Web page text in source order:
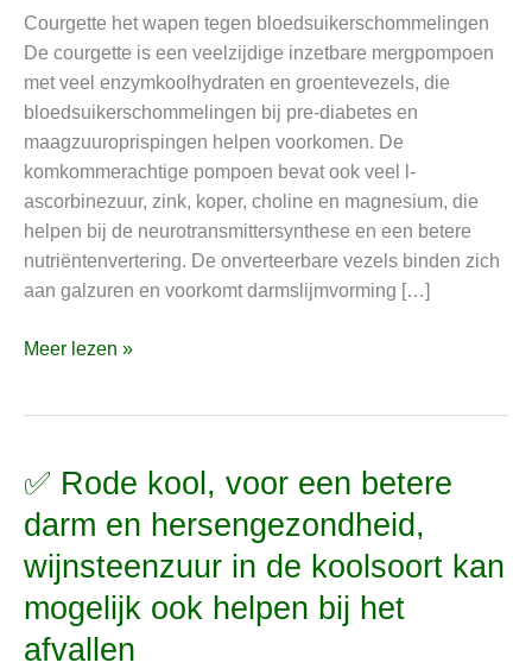
Courgette het wapen tegen bloedsuikerschommelingen
De courgette is een veelzijdige inzetbare mergpompoen
met veel enzymkoolhydraten en groentevezels, die
bloedsuikerschommelingen bij pre-diabetes en
maagzuuroprispingen helpen voorkomen. De
komkommerachtige pompoen bevat ook veel l-
ascorbinezuur, zink, koper, choline en magnesium, die
helpen bij de neurotransmittersynthese en een betere
nutriëntenvertering. De onverteerbare vezels binden zich
aan galzuren en voorkomt darmslijmvorming […]
Meer lezen »
✅ Rode kool, voor een betere
darm en hersengezondheid,
wijnsteenzuur in de koolsoort kan
mogelijk ook helpen bij het
afvallen
✅
kool,
voor
betere
darm